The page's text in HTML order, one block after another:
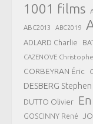
1001 films
ABC2013 ABC2019
ADLARD Charlie
CAZENOVE Christophe
CORBEYRAN Éric
DESBERG Stephen
DUTTO Olivier
GOSCINNY René